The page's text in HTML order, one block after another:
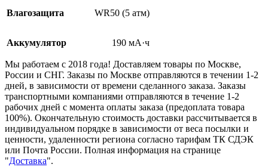
Влагозащита WR50 (5 атм)
Аккумулятор 190 мА·ч
Мы работаем с 2018 года! Доставляем товары по Москве,
России и СНГ. Заказы по Москве отправляются в течении 1-2
дней, в зависимости от времени сделанного заказа. Заказы
транспортными компаниями отправляются в течение 1-2
рабочих дней с момента оплаты заказа (предоплата товара
100%). Окончательную стоимость доставки рассчитывается в
индивидуальном порядке в зависимости от веса посылки и
ценности, удаленности региона согласно тарифам ТК СДЭК
или Почта России. Полная информация на странице
"Доставка".